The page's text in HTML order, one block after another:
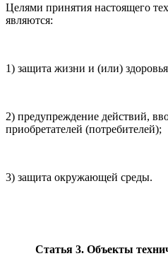
Целями принятия настоящего
являются:
1) защита жизни и (или)
2) предупреждение действий,
приобретателей (потребителей);
3) защита окружающей среды.
Статья 3. Объекты